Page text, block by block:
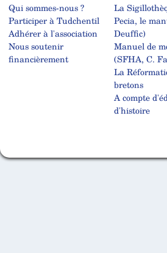
Qui sommes-nous ?
Participer à Tudchentil
Adhérer à l'association
Nous soutenir
financièrement
La
Pecia, le
Deuffic)
Manuel de
(SFHA, C.
La
bretons
A compte
d'histoire